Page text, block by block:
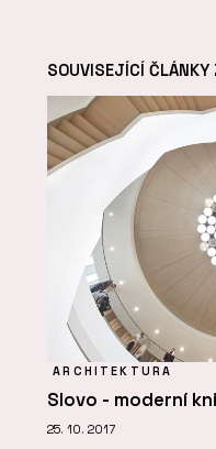
SOUVISEJÍCÍ ČLÁNKY
ARCHITEKTURA
Slovo - moderní
25. 10. 2017